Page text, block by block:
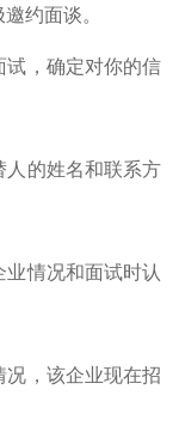
约面谈。
试，确定对你的信
人的姓名和联系方
情况和面试时认
况，该企业现在招